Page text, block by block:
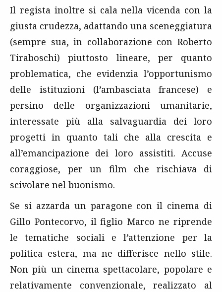
Il regista inoltre si cala nella vicenda con la
giusta crudezza, adattando una sceneggiatura
(sempre sua, in collaborazione con Roberto
Tiraboschi) piuttosto lineare, per quanto
problematica, che evidenzia l’opportunismo
delle istituzioni (l’ambasciata francese) e
persino delle organizzazioni umanitarie,
interessate più alla salvaguardia dei loro
progetti in quanto tali che alla crescita e
all’emancipazione dei loro assistiti. Accuse
coraggiose, per un film che rischiava di
scivolare nel buonismo.
Se si azzarda un paragone con il cinema di
Gillo Pontecorvo, il figlio Marco ne riprende
le tematiche sociali e l’attenzione per la
politica estera, ma ne differisce nello stile.
Non più un cinema spettacolare, popolare e
relativamente convenzionale, realizzato al